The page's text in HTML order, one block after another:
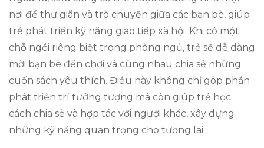
nơi để thư giãn và trò chuyện giữa các bạn bè, giúp
trẻ phát triển kỹ năng giao tiếp xã hội. Khi có một
chỗ ngồi riêng biệt trong phòng ngủ, trẻ sẽ dễ dàng
mời bạn bè đến chơi và cùng nhau chia sẻ những
cuốn sách yêu thích. Điều này không chỉ góp phần
phát triển trí tưởng tượng mà còn giúp trẻ học
cách chia sẻ và hợp tác với người khác, xây dựng
những kỹ năng quan trọng cho tương lai.